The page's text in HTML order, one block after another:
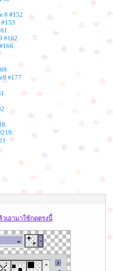
8 #152
#162
#177
เอามาใช้กดตรงนี้